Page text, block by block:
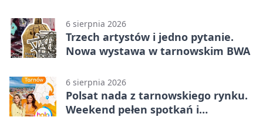
6 sierpnia 2026
Trzech artystów i jedno pytanie.
Nowa wystawa w tarnowskim BWA
6 sierpnia 2026
Polsat nada z tarnowskiego rynku.
Weekend pełen spotkań i